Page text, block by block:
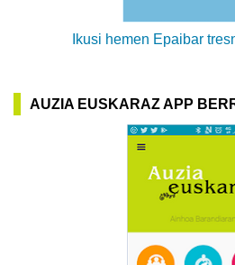
Ikusi hemen Epaibar
AUZIA EUSKARAZ APP